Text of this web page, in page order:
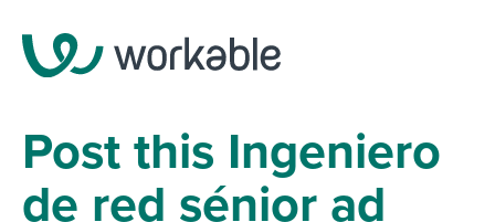
Post this Ingeniero
de red sénior ad